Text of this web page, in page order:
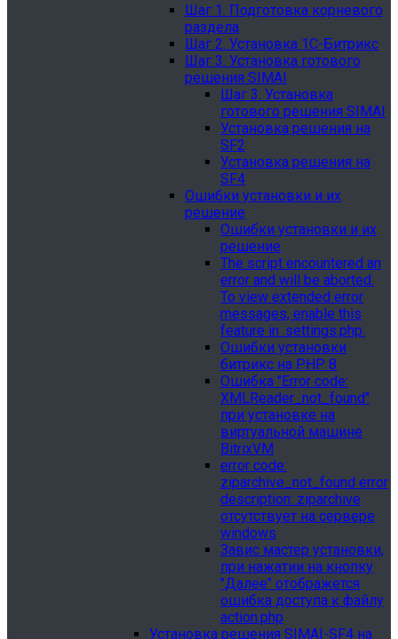
Шаг 1. Подготовка корневого
раздела
Шаг 2. Установка 1С-Битрикс
Шаг 3. Установка готового
решения SIMAI
Шаг 3. Установка
готового решения SIMAI
Установка решения на
SF2
Установка решения на
SF4
Ошибки установки и их
решение
Ошибки установки и их
решение
The script encountered an
error and will be aborted.
To view extended error
messages, enable this
feature in .settings.php.
Ошибки установки
битрикс на PHP 8
Ошибка "Error сode:
XMLReader_not_found"
при установке на
виртуальной машине
BitrixVM
error сode:
ziparchive_not_found error
description: ziparchive
отсутствует на сервере
windows
Завис мастер установки,
при нажатии на кнопку
"Далее" отображется
ошибка доступа к файлу
action.php
Установка решения SIMAI-SF4 на